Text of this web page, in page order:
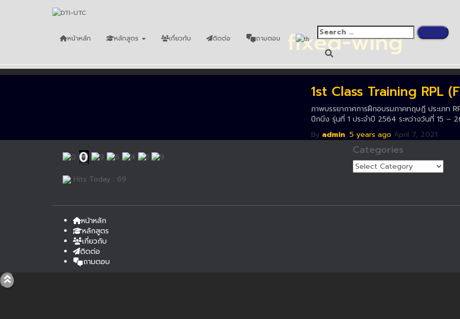
หน้าหลัก หลักสูตร เกี่ยวกับ ติดต่อ ถามตอบ fixed-wing
1st Class Training RPL
ภาพบรรยากาศการฝึกอบรมภาคทฤษฎี ประเภท
ปีกนิ่ง รุ่นที่ 1 ประจำปี 2564 ระหว่างวันที่ 15 –
By admin, 5 years ago April 7, 2021
Hits Today : 69
Categories
หน้าหลัก
หลักสูตร
เกี่ยวกับ
ติดต่อ
ถามตอบ